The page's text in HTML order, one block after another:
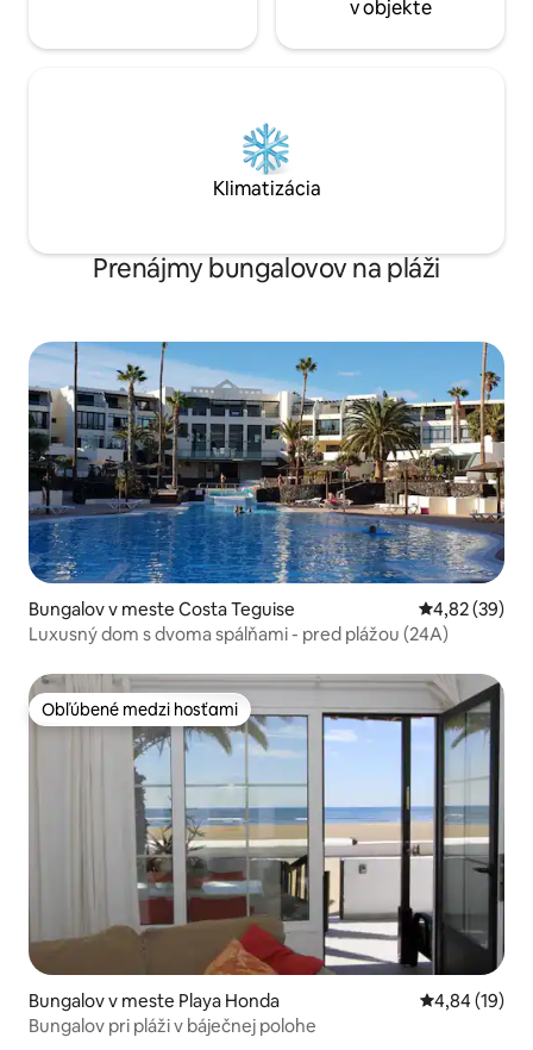
v objekte
Klimatizácia
Prenájmy bungalovov na pláži
Bungalov v meste Costa Teguise Priemerné
4,82 (39)
Luxusný dom s dvoma spálňami - pred plážou (24A)
Obľúbené medzi hosťami
Obľúbené medzi hosťami
Bungalov v meste Playa Honda Priemerné
4,84 (19)
Bungalov pri pláži v báječnej polohe